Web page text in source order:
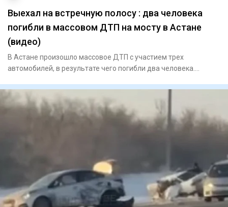
Выехал на встречную полосу : два человека
погибли в массовом ДТП на мосту в Астане
(видео)
В Астане произошло массовое ДТП с участием трех
автомобилей, в результате чего погибли два человека.